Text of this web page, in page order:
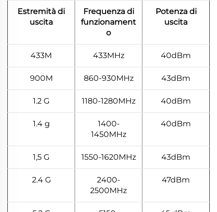
Estremità di
uscita
Frequenza di
funzionament
o
Potenza di
uscita
433M 433MHz 40dBm
900M 860-930MHz 43dBm
1.2 G 1180-1280MHz 40dBm
1.4 g
1400-
1450MHz
40dBm
1,5 G 1550-1620MHz 43dBm
2.4 G
2400-
2500MHz
47dBm